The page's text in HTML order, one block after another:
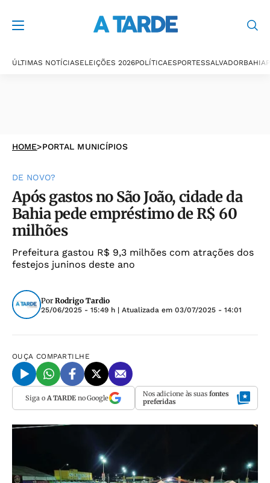
ÚLTIMAS NOTÍCIASELEIÇÕES 2026POLÍTICAESPORTESSALVADORBAHIA
HOME>PORTAL MUNICÍPIOS
DE NOVO?
Após gastos no São João, cidade da
Bahia pede empréstimo de R$ 60
milhões
Prefeitura gastou R$ 9,3 milhões com atrações dos
festejos juninos deste ano
Por Rodrigo Tardio
25/06/2025 - 15:49 h | Atualizada em 03/07/2025 - 14:01
OUÇA COMPARTILHE
Siga o A TARDEno Google Nos adicione às suas fontes
preferidas